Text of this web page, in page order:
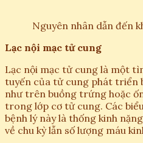
Nguyên nhân dẫn đến
Lạc nội mạc tử cung
Lạc nội mạc tử cung là một
tuyến của tử cung phát triển
như trên buồng trứng hoặc
trong lớp cơ tử cung. Các
bệnh lý này là thống kinh
về chu kỳ lẫn số lượng máu